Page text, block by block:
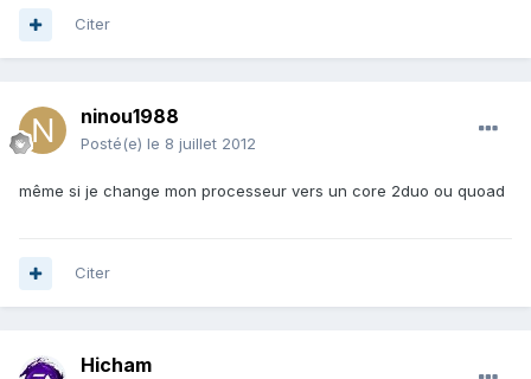
Citer
ninou1988
Posté(e) le 8 juillet 2012
même si je change mon processeur vers un core 2duo ou quoad
Citer
Hicham